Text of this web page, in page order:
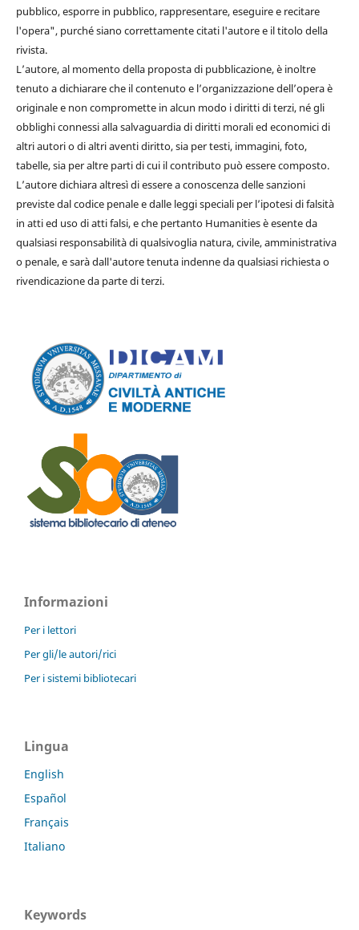
pubblico, esporre in pubblico, rappresentare, eseguire e recitare
l'opera", purché siano correttamente citati l'autore e il titolo della
rivista.
L’autore, al momento della proposta di pubblicazione, è inoltre
tenuto a dichiarare che il contenuto e l’organizzazione dell’opera è
originale e non compromette in alcun modo i diritti di terzi, né gli
obblighi connessi alla salvaguardia di diritti morali ed economici di
altri autori o di altri aventi diritto, sia per testi, immagini, foto,
tabelle, sia per altre parti di cui il contributo può essere composto.
L’autore dichiara altresì di essere a conoscenza delle sanzioni
previste dal codice penale e dalle leggi speciali per l’ipotesi di falsità
in atti ed uso di atti falsi, e che pertanto Humanities è esente da
qualsiasi responsabilità di qualsivoglia natura, civile, amministrativa
o penale, e sarà dall'autore tenuta indenne da qualsiasi richiesta o
rivendicazione da parte di terzi.
Informazioni
Per i lettori
Per gli/le autori/rici
Per i sistemi bibliotecari
Lingua
English
Español
Français
Italiano
Keywords